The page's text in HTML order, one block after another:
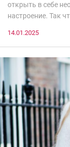
открыть в себе
настроение. Так
14.01.2025